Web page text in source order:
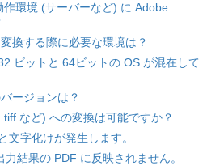
作環境 (サーバーなど) に Adobe
換する際に必要な環境は？
ビットと 64ビットの OS が混在して
ージョンは？
など) への変換は可能ですか？
文字化けが発生します。
結果の PDF に反映されません。